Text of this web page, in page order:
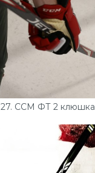
27. ССМ ФТ 2 клюшка